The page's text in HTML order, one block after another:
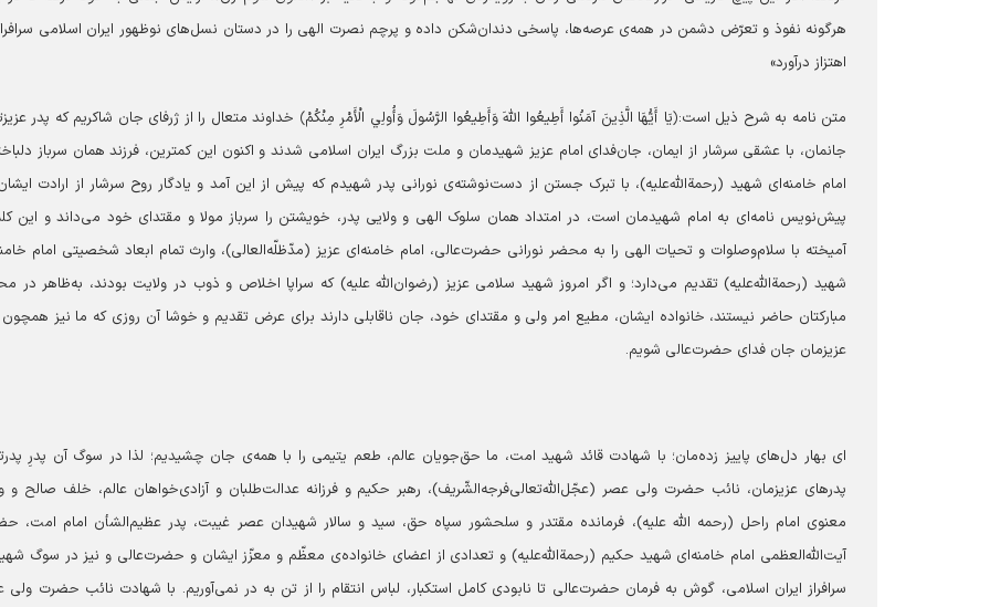
هرگونه نفوذ و تعرّض دشمن در همه‌ی عرصه‌ها، پاسخی دندان‌شکن داده و پرچم نصرت الهی را در دستان نسل‌های نوظهور ایران اسلامی
اهتزاز درآورد»
متن نامه به شرح ذیل است:﴿يَا أَيُّهَا الَّذِينَ آمَنُوا أَطِيعُوا اللَّهَ وَأَطِيعُوا الرَّسُولَ وَأُولِي الْأَمْرِ مِنْكُمْ﴾ خداوند متعال را از ژرفای جان شاکریم که پدر
جانمان، با عشقی سرشار از ایمان، جان‌فدای امام عزیز شهیدمان و ملت بزرگ ایران اسلامی شدند و اکنون این کمترین، فرزند همان سرباز
امام خامنه‌ای شهید (رحمةالله‌علیه)، با تبرک جستن از دست‌نوشته‌ی نورانی پدر شهیدم که پیش از این آمد و یادگار روح سرشار از ارادت
پیش‌نویس نامه‌ای به امام شهیدمان است، در امتداد همان سلوک الهی و ولایی پدر، خویشتن را سرباز مولا و مقتدای خود می‌داند و این
آمیخته با سلام‌وصلوات و تحیات الهی را به محضر نورانی حضرت‌عالی، امام خامنه‌ای عزیز (مدّظلّه‌العالی)، وارث تمام ابعاد شخصیتی امام
شهید (رحمةالله‌علیه) تقدیم می‌دارد؛ و اگر امروز شهید سلامی عزیز (رضوان‌الله علیه) که سراپا اخلاص و ذوب در ولایت بودند، به‌ظاهر در
مبارکتان حاضر نیستند، خانواده ایشان، مطیع امر ولی و مقتدای خود، جان ناقابلی دارند برای عرض تقدیم و خوشا آن روزی که ما نیز همچون
عزیزمان جان فدای حضرت‌عالی شویم.
ای بهار دل‌های پاییز زده‌مان؛ با شهادت قائد شهید امت، ما حق‌جویان عالم، طعم یتیمی را با همه‌ی جان چشیدیم؛ لذا در سوگ آن پدرِ
پدرهای عزیزمان، نائب حضرت ولی عصر (عجّل‌الله‌تعالی‌فرجه‌الشّریف)، رهبر حکیم و فرزانه عدالت‌طلبان و آزادی‌خواهان عالم، خلف صالح و
معنوی امام راحل (رحمه الله علیه)، فرمانده مقتدر و سلحشور سپاه حق، سید و سالار شهیدان عصر غیبت، پدر عظیم‌الشأن امام امت،
آیت‌الله‌العظمی امام خامنه‌ای شهید حکیم (رحمةالله‌علیه) و تعدادی از اعضای خانواده‌ی معظّم و معزّز ایشان و حضرت‌عالی و نیز در سوگ
سرافراز ایران اسلامی، گوش به فرمان حضرت‌عالی تا نابودی کامل استکبار، لباس انتقام را از تن به در نمی‌آوریم. با شهادت نائب حضرت ولی